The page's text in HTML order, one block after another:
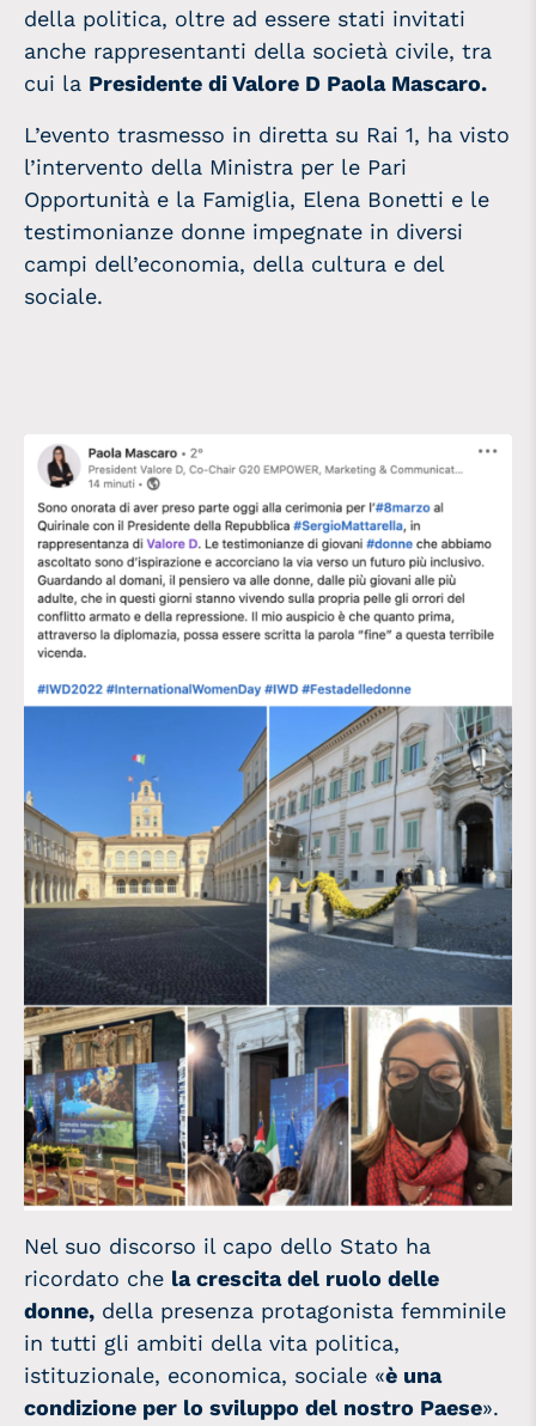
della politica, oltre ad essere stati invitati
anche rappresentanti della società civile, tra
cui la Presidente di Valore D Paola Mascaro.
L’evento trasmesso in diretta su Rai 1, ha visto
l’intervento della Ministra per le Pari
Opportunità e la Famiglia, Elena Bonetti e le
testimonianze donne impegnate in diversi
campi dell’economia, della cultura e del
sociale.
Nel suo discorso il capo dello Stato ha
ricordato che la crescita del ruolo delle
donne, della presenza protagonista femminile
in tutti gli ambiti della vita politica,
istituzionale, economica, sociale «è una
condizione per lo sviluppo del nostro Paese».